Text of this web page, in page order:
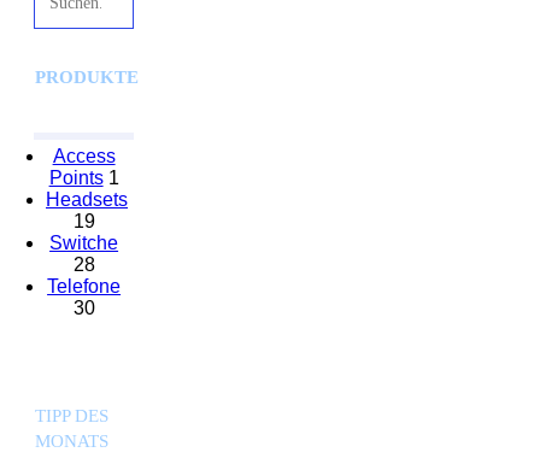
PRODUKTE
Access
Points 1
Headsets
19
Switche
28
Telefone
30
TIPP DES
MONATS